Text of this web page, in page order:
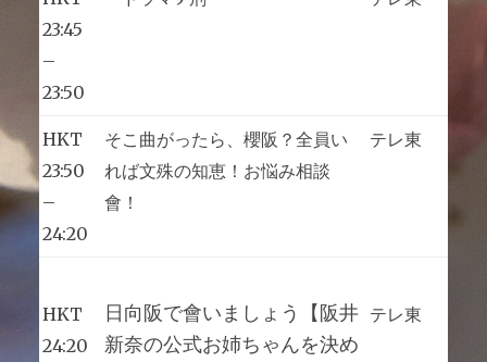
23:45
–
23:50
HKT
23:50
–
24:20
そこ曲がったら、櫻阪？全員い
れば文殊の知恵！お悩み相談
會！
テレ東
HKT
24:20
日向阪で會いましょう【阪井
新奈の公式お姉ちゃんを決め
テレ東